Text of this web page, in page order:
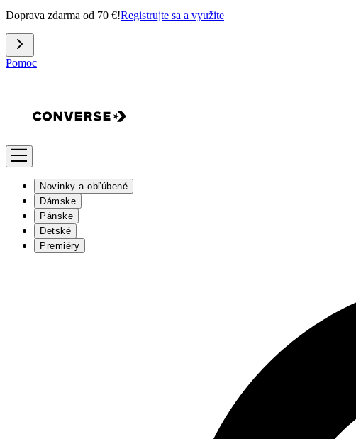
Doprava zdarma od 70 €!Registrujte sa a využite
Pomoc
Novinky a obľúbené
Dámske
Pánske
Detské
Premiéry